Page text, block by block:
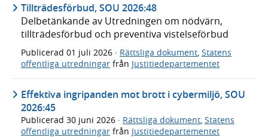
Tillträdesförbud, SOU 2026:48
Delbetänkande av Utredningen om nödvärn,
tillträdesförbud och preventiva vistelseförbud
Publicerad 01 juli 2026 · Rättsliga dokument Statens
offentliga utredningar från Justitiedepartementet
Effektiva ingripanden mot brott i cybermiljö, SOU
2026:45
Publicerad 30 juni 2026 · Rättsliga dokument, Statens
offentliga utredningar från Justitiedepartementet